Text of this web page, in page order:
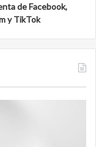
de Facebook,
y TikTok